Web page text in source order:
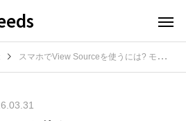
スマホでView Sourceを使うには? モバイル端末でページのソースを見る方法を解説